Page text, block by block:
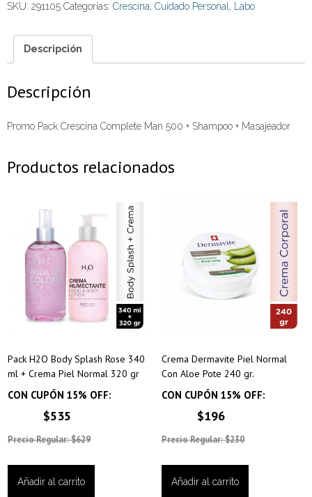
Man
Shampoo
Masajeador
SKU: 291105 Categorías: Crescina Cuidado Personal Labo
Descripción
Descripción
Promo Pack Crescina Complete Man 500 + Shampoo + Masajeador
Productos relacionados
Pack H2O Body Splash Rose 340
ml + Crema Piel Normal 320 gr
CON CUPÓN 15% OFF:
$535
Precio Regular: $629
Añadir al carrito
Crema Dermavite Piel Normal
Con Aloe Pote 240 gr.
CON CUPÓN 15% OFF:
$196
Precio Regular: $230
Añadir al carrito